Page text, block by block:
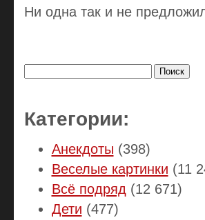
Ни одна так и не
Категории:
Анекдоты (398)
Веселые картинки (11
Всё подряд (12 671)
Дети (477)